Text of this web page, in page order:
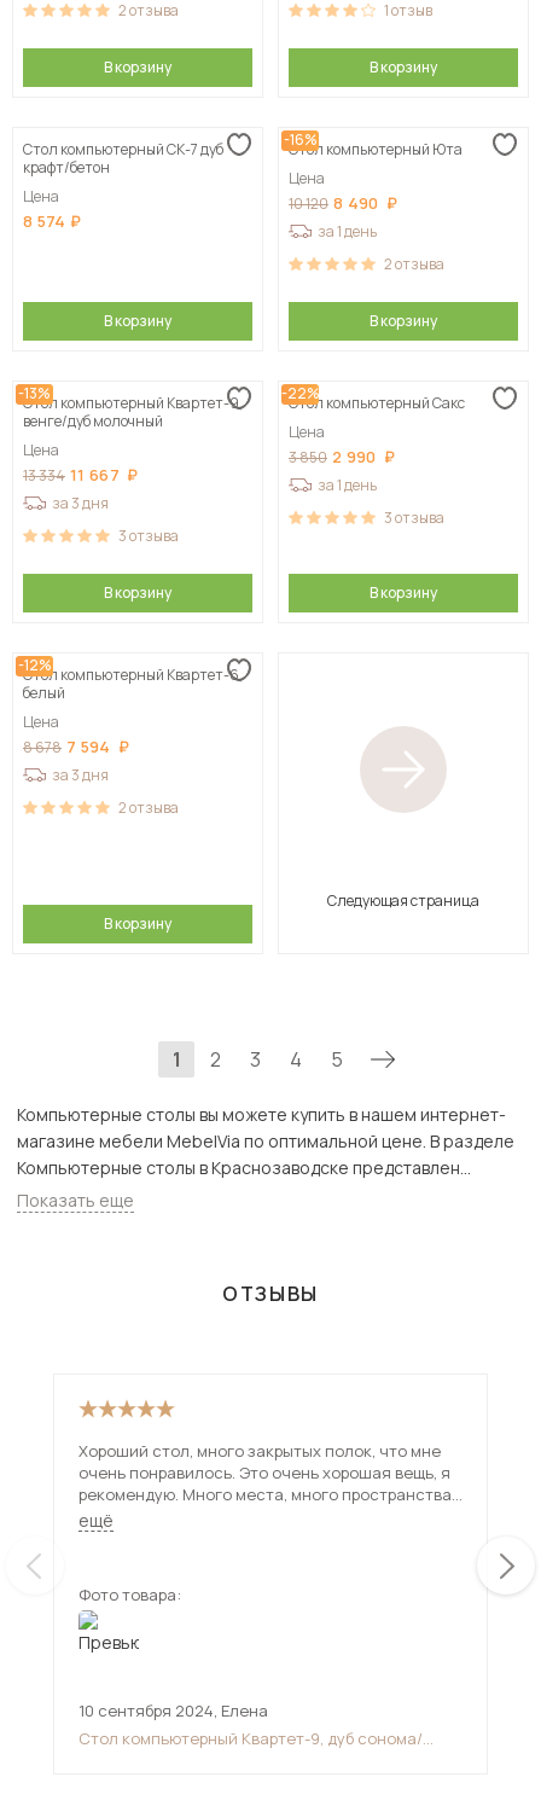
2отзыва
В корзину
1отзыв
В корзину
Стол компьютерный СК-7 дуб
крафт/бетон
Цена
8 574
В корзину
-16%
Стол компьютерный Юта
Цена
10 120 8 490
за 1 день
2отзыва
В корзину
-13%
Стол компьютерный Квартет-9,
венге/дуб молочный
Цена
13 334 11 667
за 3 дня
3отзыва
В корзину
-22%
Стол компьютерный Сакс
Цена
3 850 2 990
за 1 день
3отзыва
В корзину
-12%
Стол компьютерный Квартет-6,
белый
Цена
8 678 7 594
за 3 дня
2отзыва
В корзину
Следующая страница
1 2 3 4 5
Компьютерные столы вы можете купить в нашем интернет-
магазине мебели MebelVia по оптимальной цене. В разделе
Компьютерные столы в Краснозаводске представлен
широкий ассортимент товаров с доставкой в Москве и
Подмосковью, включая Краснозаводск. Всего товаров в
Показать еще
ОТЗЫВЫ
Хороший стол, много закрытых полок, что мне
очень понравилось. Это очень хорошая вещь, я
рекомендую. Много места, много пространства
для разных вещей и ничего не будет валяться в
хаосе.
ещё
Фото товара:
10 сентября 2024, Елена
Стол компьютерный Квартет-9, дуб сонома/